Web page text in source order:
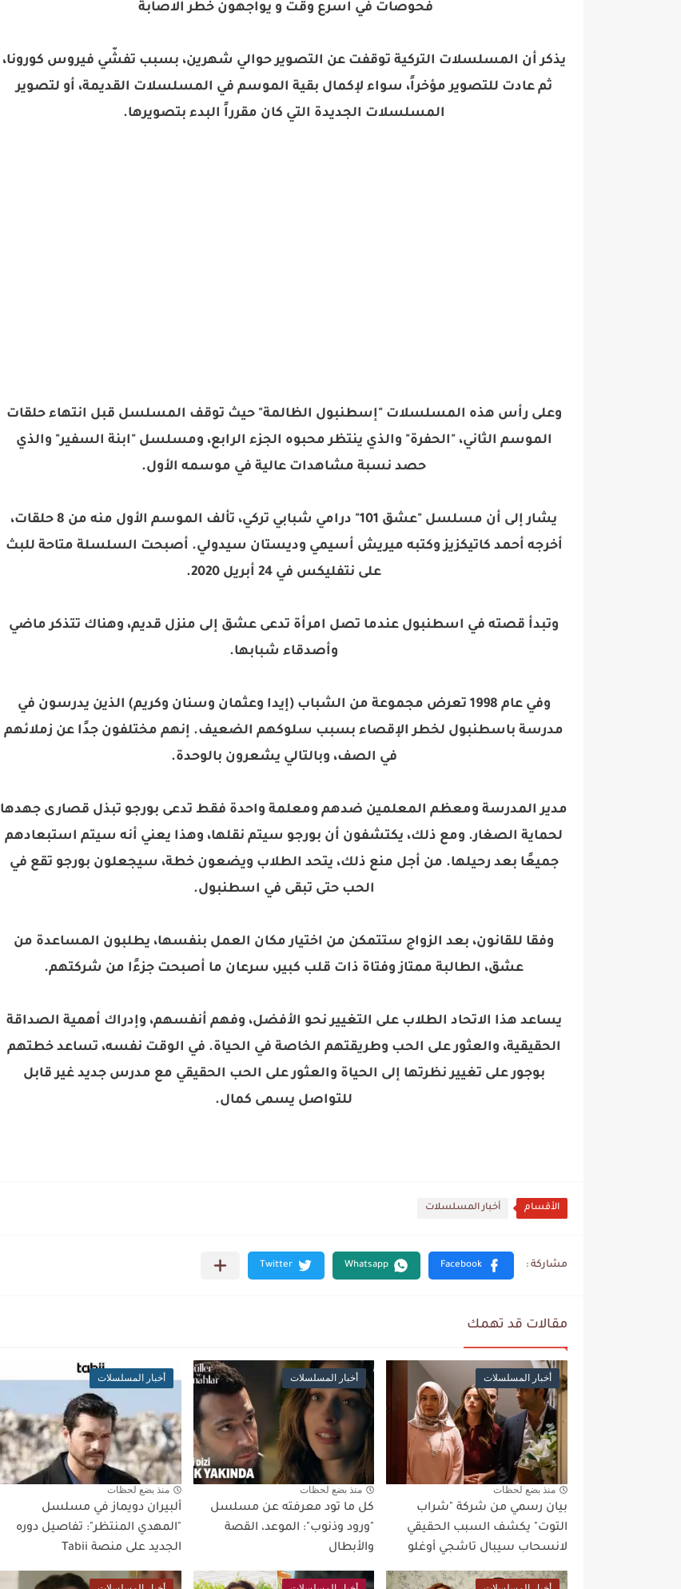
فحوصات في اسرع وقت و يواجهون خطر الاصابة
يذكر أن المسلسلات التركية توقفت عن التصوير حوالي شهرين، بسبب تفشّي فيروس كورونا،
ثم عادت للتصوير مؤخراً، سواء لإكمال بقية الموسم في المسلسلات القديمة، أو لتصوير
المسلسلات الجديدة التي كان مقرراً البدء بتصويرها.
وعلى رأس هذه المسلسلات "إسطنبول الظالمة" حيث توقف المسلسل قبل انتهاء حلقات
الموسم الثاني، "الحفرة" والذي ينتظر محبوه الجزء الرابع، ومسلسل "ابنة السفير" والذي
حصد نسبة مشاهدات عالية في موسمه الأول.
يشار إلى أن مسلسل "عشق 101" درامي شبابي تركي، تألف الموسم الأول منه من 8 حلقات،
أخرجه أحمد كاتيكزيز وكتبه ميريش أسيمي وديستان سيدولي. أصبحت السلسلة متاحة للبث
على نتفليكس في 24 أبريل 2020.
وتبدأ قصته في اسطنبول عندما تصل امرأة تدعى عشق إلى منزل قديم، وهناك تتذكر ماضي
وأصدقاء شبابها.
وفي عام 1998 تعرض مجموعة من الشباب (إيدا وعثمان وسنان وكريم) الذين يدرسون في
مدرسة باسطنبول لخطر الإقصاء بسبب سلوكهم الضعيف. إنهم مختلفون جدًا عن زملائهم
في الصف، وبالتالي يشعرون بالوحدة.
مدير المدرسة ومعظم المعلمين ضدهم ومعلمة واحدة فقط تدعى بورجو تبذل قصارى جهدها
لحماية الصغار. ومع ذلك، يكتشفون أن بورجو سيتم نقلها، وهذا يعني أنه سيتم استبعادهم
جميعًا بعد رحيلها. من أجل منع ذلك، يتحد الطلاب ويضعون خطة، سيجعلون بورجو تقع في
الحب حتى تبقى في اسطنبول.
وفقا للقانون، بعد الزواج ستتمكن من اختيار مكان العمل بنفسها، يطلبون المساعدة من
عشق، الطالبة ممتاز وفتاة ذات قلب كبير، سرعان ما أصبحت جزءًا من شركتهم.
يساعد هذا الاتحاد الطلاب على التغيير نحو الأفضل، وفهم أنفسهم، وإدراك أهمية الصداقة
الحقيقية، والعثور على الحب وطريقتهم الخاصة في الحياة. في الوقت نفسه، تساعد خطتهم
بوجور على تغيير نظرتها إلى الحياة والعثور على الحب الحقيقي مع مدرس جديد غير قابل
للتواصل يسمى كمال.
الأقسام أخبار المسلسلات
مقالات قد تهمك
أخبار المسلسلات
منذ بضع لحظات
بيان رسمي من شركة "شراب
التوت" يكشف السبب الحقيقي
لانسحاب سيبال تاشجي أوغلو
أخبار المسلسلات
منذ بضع لحظات
كل ما تود معرفته عن مسلسل
"ورود وذنوب": الموعد، القصة
والأبطال
أخبار المسلسلات
منذ بضع لحظات
ألبيران دويماز في مسلسل
"المهدي المنتظر": تفاصيل دوره
الجديد على منصة Tabii